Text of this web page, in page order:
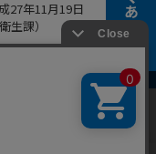
よくある質問
27年11月19日
生課）
Co., Ltd.
ビス
す。
の使
同意する